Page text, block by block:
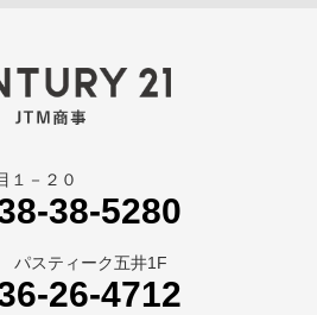
１－２０
38-5280
パスティーク五井1F
26-4712